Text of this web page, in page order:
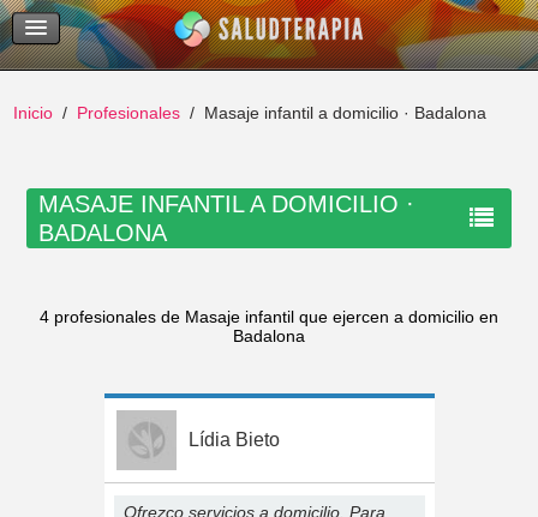
Temas Recientes
Buscar
Inicio Profesionales Masaje infantil a domicilio · Badalona
MASAJE INFANTIL A DOMICILIO ·
BADALONA
4 profesionales de Masaje infantil que ejercen a domicilio en
Badalona
Lídia Bieto
Ofrezco servicios a domicilio. Para